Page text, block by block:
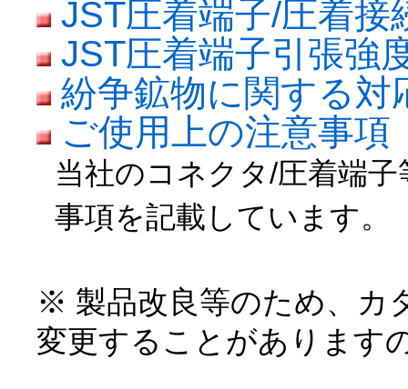
JST圧着端子/圧着
JST圧着端子引張強
紛争鉱物に関する
ご使用上の注意事項
当社のコネクタ/圧着端
事項を記載しています。
※ 製品改良等のため、カ
変更することがあります